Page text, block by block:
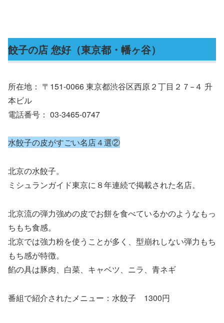
餃子の店 您好（東京都・幡ヶ谷）
所在地： 〒151-0066 東京都渋谷区西原２丁目２７−４ 升
本ビル
電話番号： 03-3465-0747
水餃子の皮がすごい名店４選②
北京の水餃子。
ミシュランガイド東京に８年連続で掲載された名店。
北京流の弾力強めの皮でお餅を食べているかのようなもっ
ちもち食感。
北京では強力粉を使うことが多く、型崩れしない弾力もち
もち感が特徴。
餡の具は豚肉、白菜、キャベツ、ニラ、青ネギ
番組で紹介されたメニュー：水餃子 1300円